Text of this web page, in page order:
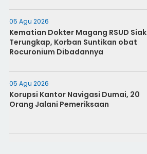
05 Agu 2026
Kematian Dokter Magang RSUD Siak
Terungkap, Korban Suntikan obat
Rocuronium Dibadannya
05 Agu 2026
Korupsi Kantor Navigasi Dumai, 20
Orang Jalani Pemeriksaan